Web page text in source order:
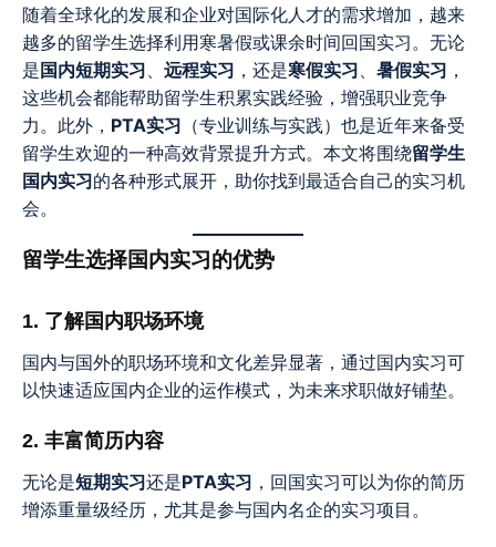
随着全球化的发展和企业对国际化人才的需求增加，越来
越多的留学生选择利用寒暑假或课余时间回国实习。无论
是国内短期实习 远程实习 ，还是寒假实习 暑假实习 ，
这些机会都能帮助留学生积累实践经验，增强职业竞争
力。此外， PTA实习 （专业训练与实践）也是近年来备受
留学生欢迎的一种高效背景提升方式。本文将围绕留学生
国内实习的各种形式展开，助你找到最适合自己的实习机
会。
留学生选择国内实习的优势
1. 了解国内职场环境
国内与国外的职场环境和文化差异显著，通过国内实习可
以快速适应国内企业的运作模式，为未来求职做好铺垫。
2. 丰富简历内容
无论是短期实习还是PTA实习 ，回国实习可以为你的简历
增添重量级经历，尤其是参与国内名企的实习项目。